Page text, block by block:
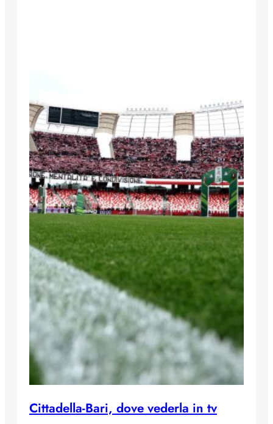
Cittadella-Bari, dove vederla in tv